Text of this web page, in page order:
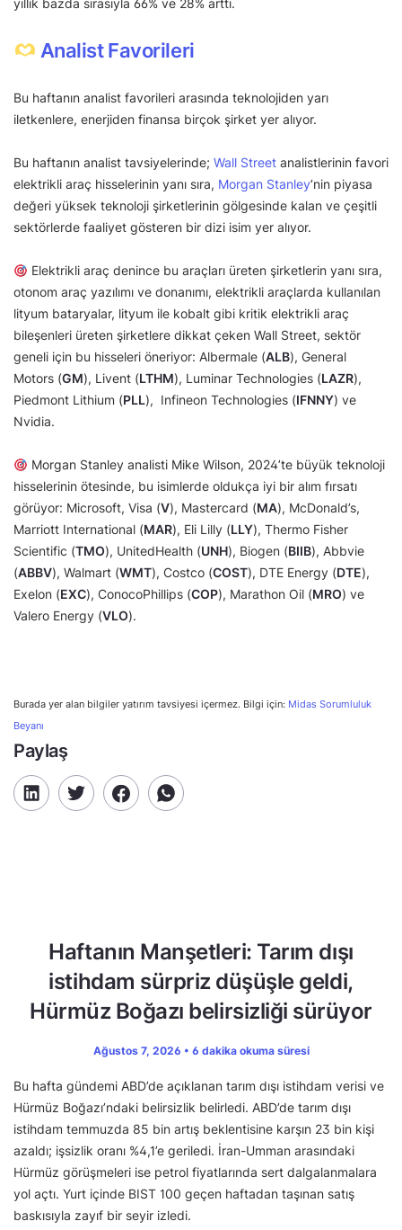
yıllık bazda sırasıyla 66% ve 28% arttı.
Analist Favorileri
Bu haftanın analist favorileri arasında teknolojiden yarı
iletkenlere, enerjiden finansa birçok şirket yer alıyor.
Bu haftanın analist tavsiyelerinde; Wall Street analistlerinin favori
elektrikli araç hisselerinin yanı sıra, Morgan Stanley’nin piyasa
değeri yüksek teknoloji şirketlerinin gölgesinde kalan ve çeşitli
sektörlerde faaliyet gösteren bir dizi isim yer alıyor.
Elektrikli araç denince bu araçları üreten şirketlerin yanı sıra,
otonom araç yazılımı ve donanımı, elektrikli araçlarda kullanılan
lityum bataryalar, lityum ile kobalt gibi kritik elektrikli araç
bileşenleri üreten şirketlere dikkat çeken Wall Street, sektör
geneli için bu hisseleri öneriyor: Albermale (ALB), General
Motors (GM), Livent (LTHM), Luminar Technologies (LAZR),
Piedmont Lithium (PLL), Infineon Technologies (IFNNY) ve
Nvidia.
Morgan Stanley analisti Mike Wilson, 2024’te büyük teknoloji
hisselerinin ötesinde, bu isimlerde oldukça iyi bir alım fırsatı
görüyor: Microsoft, Visa (V), Mastercard (MA), McDonald’s,
Marriott International (MAR), Eli Lilly (LLY), Thermo Fisher
Scientific (TMO), UnitedHealth (UNH), Biogen (BIIB), Abbvie
(ABBV), Walmart (WMT), Costco (COST), DTE Energy (DTE),
Exelon (EXC), ConocoPhillips (COP), Marathon Oil (MRO) ve
Valero Energy (VLO).
Burada yer alan bilgiler yatırım tavsiyesi içermez. Bilgi için: Midas Sorumluluk
Beyanı
Paylaş
Haftanın Manşetleri: Tarım dışı
istihdam sürpriz düşüşle geldi,
Hürmüz Boğazı belirsizliği sürüyor
Ağustos 7, 2026 • 6 dakika okuma süresi
Bu hafta gündemi ABD’de açıklanan tarım dışı istihdam verisi ve
Hürmüz Boğazı’ndaki belirsizlik belirledi. ABD’de tarım dışı
istihdam temmuzda 85 bin artış beklentisine karşın 23 bin kişi
azaldı; işsizlik oranı %4,1’e geriledi. İran-Umman arasındaki
Hürmüz görüşmeleri ise petrol fiyatlarında sert dalgalanmalara
yol açtı. Yurt içinde BIST 100 geçen haftadan taşınan satış
baskısıyla zayıf bir seyir izledi.